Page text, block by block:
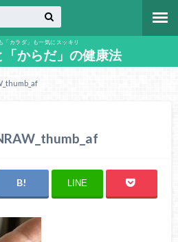
「カラダ」も一気にスッキリ
「からだ」の健康法
LINE